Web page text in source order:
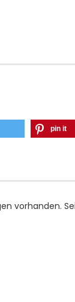
pin it
vorhanden.